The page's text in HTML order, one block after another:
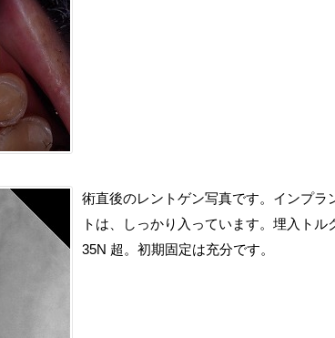
術直後のレントゲン写真です。インプラ
トは、しっかり入っています。埋入トル
35N 超。初期固定は充分です。